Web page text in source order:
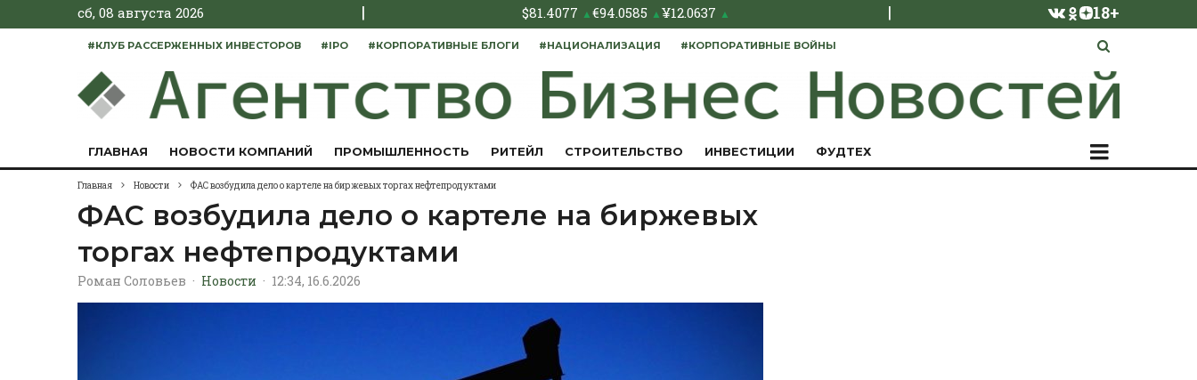
сб, 08 августа 2026 | $81.4077 ▲€94.0585 ▲¥12.0637 ▲ | 18+
#КЛУБ РАССЕРЖЕННЫХ ИНВЕСТОРОВ #IPO #КОРПОРАТИВНЫЕ БЛОГИ #НАЦИОНАЛИЗАЦИЯ #КОРПОРАТИВНЫЕ ВОЙНЫ
ГЛАВНАЯ НОВОСТИ КОМПАНИЙ ПРОМЫШЛЕННОСТЬ РИТЕЙЛ СТРОИТЕЛЬСТВО ИНВЕСТИЦИИ ФУДТЕХ
Главная Новости ФАС возбудила дело о картеле на биржевых торгах нефтепродуктами
ФАС возбудила дело о картеле на биржевых
торгах нефтепродуктами
Роман Соловьев · Новости · 12:34, 16.6.2026